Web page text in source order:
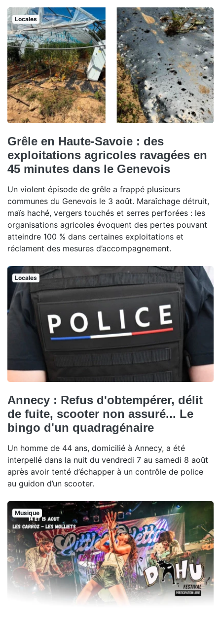
Locales
Grêle en Haute-Savoie : des
exploitations agricoles ravagées en
45 minutes dans le Genevois
Un violent épisode de grêle a frappé plusieurs
communes du Genevois le 3 août. Maraîchage détruit,
maïs haché, vergers touchés et serres perforées : les
organisations agricoles évoquent des pertes pouvant
atteindre 100 % dans certaines exploitations et
réclament des mesures d’accompagnement.
Locales
Annecy : Refus d'obtempérer, délit
de fuite, scooter non assuré... Le
bingo d'un quadragénaire
Un homme de 44 ans, domicilié à Annecy, a été
interpellé dans la nuit du vendredi 7 au samedi 8 août
après avoir tenté d’échapper à un contrôle de police
au guidon d’un scooter.
Musique